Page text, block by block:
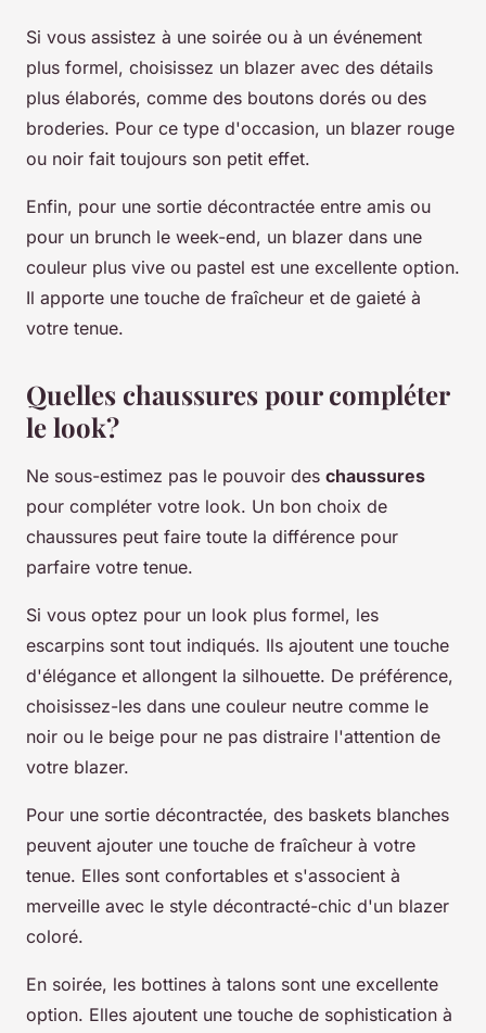
Si vous assistez à une soirée ou à un événement
plus formel, choisissez un blazer avec des détails
plus élaborés, comme des boutons dorés ou des
broderies. Pour ce type d'occasion, un blazer rouge
ou noir fait toujours son petit effet.
Enfin, pour une sortie décontractée entre amis ou
pour un brunch le week-end, un blazer dans une
couleur plus vive ou pastel est une excellente option.
Il apporte une touche de fraîcheur et de gaieté à
votre tenue.
Quelles chaussures pour compléter
le look?
Ne sous-estimez pas le pouvoir des chaussures
pour compléter votre look. Un bon choix de
chaussures peut faire toute la différence pour
parfaire votre tenue.
Si vous optez pour un look plus formel, les
escarpins sont tout indiqués. Ils ajoutent une touche
d'élégance et allongent la silhouette. De préférence,
choisissez-les dans une couleur neutre comme le
noir ou le beige pour ne pas distraire l'attention de
votre blazer.
Pour une sortie décontractée, des baskets blanches
peuvent ajouter une touche de fraîcheur à votre
tenue. Elles sont confortables et s'associent à
merveille avec le style décontracté-chic d'un blazer
coloré.
En soirée, les bottines à talons sont une excellente
option. Elles ajoutent une touche de sophistication à